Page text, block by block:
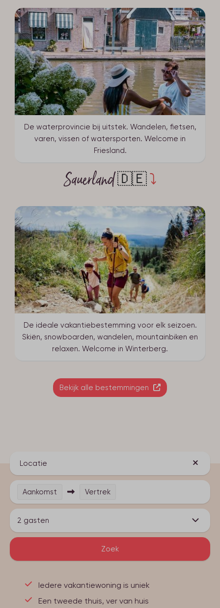
De waterprovincie bij uitstek. Wandelen, fietsen,
varen, vissen of watersporten. Welcome in
Friesland.
Sauerland🇩🇪⤵
De ideale vakantiebestemming voor elk seizoen.
Skiën, snowboarden, wandelen, mountainbiken en
relaxen. Welcome in Winterberg.
Bekijk alle bestemmingen
Locatie
Aankomst Vertrek
2 gasten
Zoek
Iedere vakantiewoning is uniek
Een tweede thuis, ver van huis